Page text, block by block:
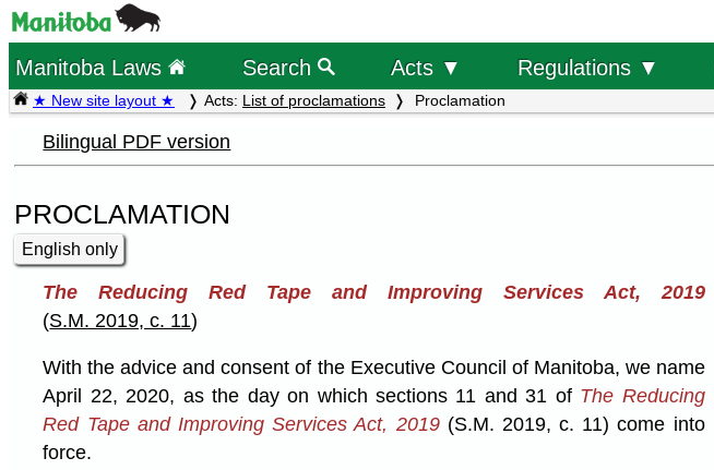
Manitoba Laws Search Acts ▼ Regulations ▼
★ New site layout ★ Acts: List of proclamations Proclamation
Bilingual PDF version
PROCLAMATION
English only
The Reducing Red Tape and Improving Services Act, 2019
(S.M. 2019, c. 11)
With the advice and consent of the Executive Council of Manitoba, we name
April 22, 2020, as the day on which sections 11 and 31 of The Reducing
Red Tape and Improving Services Act, 2019(S.M. 2019, c. 11) come into
force.